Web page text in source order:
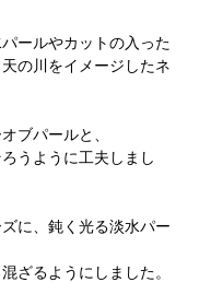
ールやカットの入った
の川をイメージしたネ
ブパールと、
うように工夫しまし
に、鈍く光る淡水パー
ざるようにしました。